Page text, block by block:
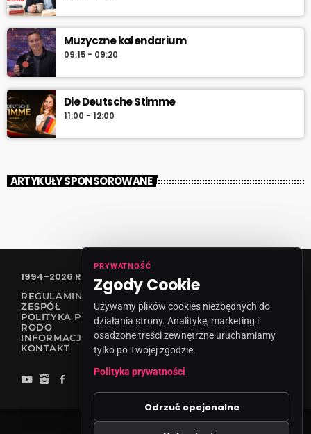
Muzyczne kalendarium
09:15 - 09:20
Die Deutsche Stimme
11:00 - 12:00
ARTYKUŁY SPONSOROWANE
1994-2026 RADIO VANESSA SPÓŁKA Z O.O
REGULAMIN KONKURSÓW
ZESPÓŁ
POLITYKA PRYWATNOŚCI
RODO
INFORMACJA O NADAWCY
KONTAKT
PRYWATNOŚĆ
Zgody Cookie
Używamy plików cookies niezbędnych do
działania strony. Analitykę, marketing i
osadzone treści zewnętrzne uruchamiamy
tylko po Twojej zgodzie.
Polityka prywatności
Odrzuć opcjonalne